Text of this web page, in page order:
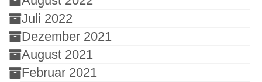
Juli 2022
Dezember 2021
August 2021
Februar 2021